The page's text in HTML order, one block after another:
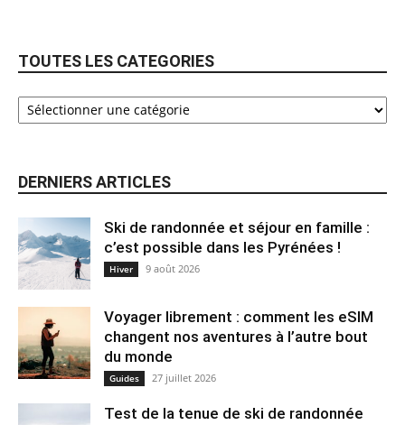
TOUTES LES CATEGORIES
DERNIERS ARTICLES
Ski de randonnée et séjour en famille :
c’est possible dans les Pyrénées !
Hiver 9 août 2026
Voyager librement : comment les eSIM
changent nos aventures à l’autre bout
du monde
Guides 27 juillet 2026
Test de la tenue de ski de randonnée